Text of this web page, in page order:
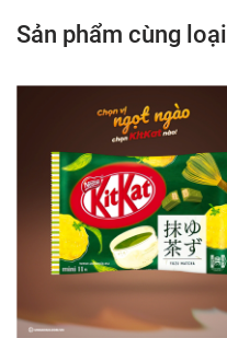
Sản phẩm cùng loại